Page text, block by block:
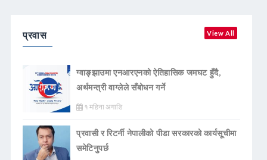
प्रवास View All
ग्वाङ्झाउमा एनआरएनको ऐतिहासिक जमघट हुँदै,
अर्थमन्त्री वाग्लेले सँबोधन गर्ने
१ महिना अगाडि
प्रवासी र रिटर्नी नेपालीको पीडा सरकारको कार्यसूचीमा
समेटिनुपर्छ